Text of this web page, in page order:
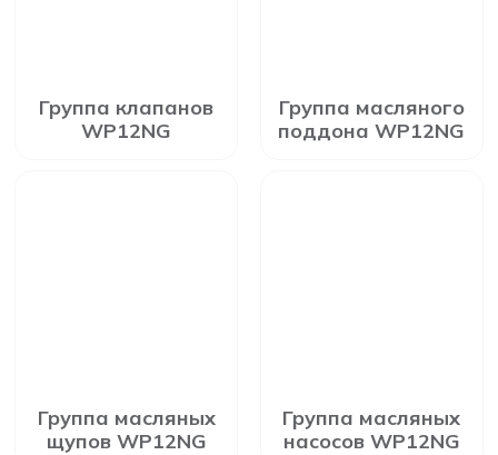
Группа клапанов
WP12NG
Группа масляного
поддона WP12NG
Группа масляных
щупов WP12NG
Группа масляных
насосов WP12NG